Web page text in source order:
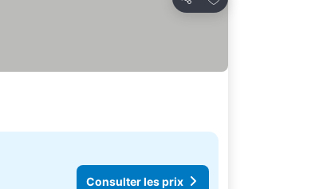
Partager
Consulter les prix